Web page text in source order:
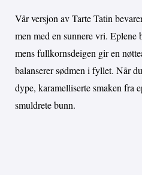
Vår versjon av Tarte Tatin
men med en sunnere vri. Eplene
mens fullkornsdeigen gir en
balanserer sødmen i fyllet. Når
dype, karamelliserte smaken fra
smuldrete bunn.